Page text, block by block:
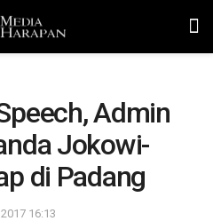
Admin
Jokowi-
di Padang
16:13